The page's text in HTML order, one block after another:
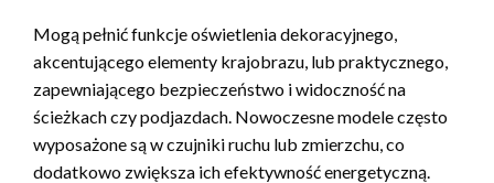
Mogą pełnić funkcje oświetlenia dekoracyjnego,
akcentującego elementy krajobrazu, lub praktycznego,
zapewniającego bezpieczeństwo i widoczność na
ścieżkach czy podjazdach. Nowoczesne modele często
wyposażone są w czujniki ruchu lub zmierzchu, co
dodatkowo zwiększa ich efektywność energetyczną.